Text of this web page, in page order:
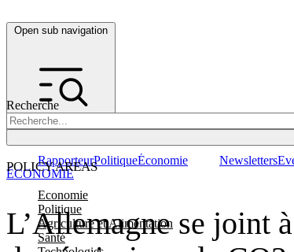
Open sub navigation
Recherche
POLICY AREAS
Economie
Politique
Agriculture et Alimentation
Santé
RapporteurPolitiqueÉconomie Newsletters
L’Allemagne se joint
ÉCONOMIE